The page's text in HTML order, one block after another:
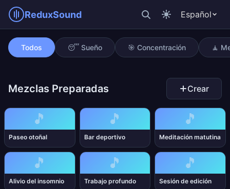
ReduxSound Español
Sueño profundo
Todos 😴 Sueño 🎯 Concentración 🧘
Mezclas Preparadas Crear
🎵
Paseo otoñal
🎵
Bar deportivo
🎵
Meditación matutina
🎵
Alivio del insomnio
🎵
Trabajo profundo
🎵
Sesión de edición